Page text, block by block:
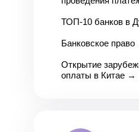
ТОП-10 банков в
Банковское право
Открытие
оплаты в Китае →